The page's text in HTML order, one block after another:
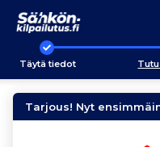
Täytä tiedot
Tarjous! Nyt